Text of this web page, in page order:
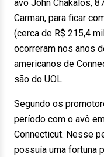
avô John Chakalos,
Carman, para ficar
(cerca de R$ 215,4
ocorreram nos anos
americanos de
são do UOL.
Segundo os
período com o avô
Connecticut. Nesse
possuía uma fortuna